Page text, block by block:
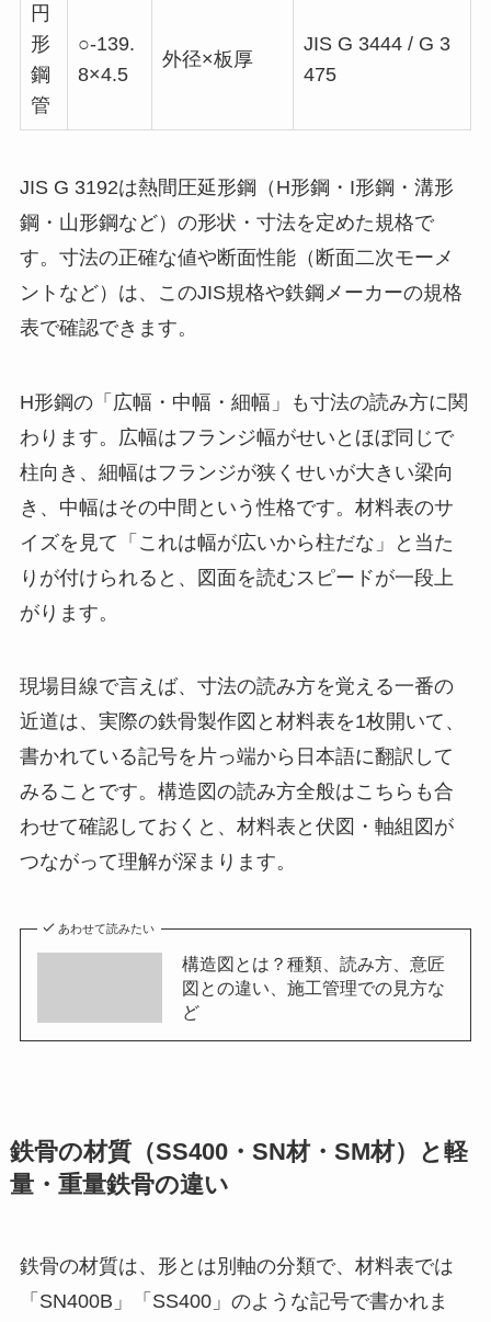
円
形
鋼
管
○-139.
8×4.5
外径×板厚
JIS G 3444 / G 3
475
JIS G 3192は熱間圧延形鋼（H形鋼・I形鋼・溝形
鋼・山形鋼など）の形状・寸法を定めた規格で
す。寸法の正確な値や断面性能（断面二次モーメ
ントなど）は、このJIS規格や鉄鋼メーカーの規格
表で確認できます。
H形鋼の「広幅・中幅・細幅」も寸法の読み方に関
わります。広幅はフランジ幅がせいとほぼ同じで
柱向き、細幅はフランジが狭くせいが大きい梁向
き、中幅はその中間という性格です。材料表のサ
イズを見て「これは幅が広いから柱だな」と当た
りが付けられると、図面を読むスピードが一段上
がります。
現場目線で言えば、寸法の読み方を覚える一番の
近道は、実際の鉄骨製作図と材料表を1枚開いて、
書かれている記号を片っ端から日本語に翻訳して
みることです。構造図の読み方全般はこちらも合
わせて確認しておくと、材料表と伏図・軸組図が
つながって理解が深まります。
あわせて読みたい
構造図とは？種類、読み方、意匠
図との違い、施工管理での見方な
ど
鉄骨の材質（SS400・SN材・SM材）と軽
量・重量鉄骨の違い
鉄骨の材質は、形とは別軸の分類で、材料表では
「SN400B」「SS400」のような記号で書かれま